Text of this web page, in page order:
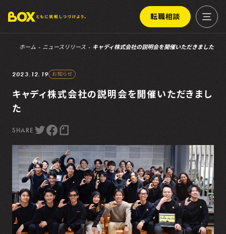
転職相談
ホーム ニュースリリース キャディ株式会社の説明会を開催いただきました
2023.12.19 お知らせ
キャディ株式会社の説明会を開催いただきまし
た
SHARE